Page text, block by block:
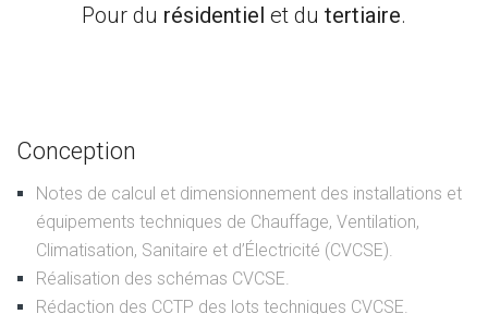
Pour du résidentiel et du tertiaire.
Conception
Notes de calcul et dimensionnement des installations et
équipements techniques de Chauffage, Ventilation,
Climatisation, Sanitaire et d’Électricité (CVCSE).
Réalisation des schémas CVCSE.
Rédaction des CCTP des lots techniques CVCSE.